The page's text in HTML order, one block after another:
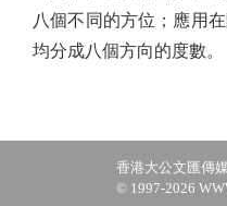
八個不同的方位；應用
均分成八個方向的度數。
香港大公文匯傳
© 1997-2026